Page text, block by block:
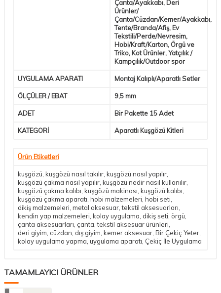
Çanta/Ayakkabı, Deri
Ürünler/
Çanta/Cüzdan/Kemer/Ayakkabı,
Tente/Branda/Afiş, Ev
Tekstili/Perde/Nevresim,
Hobi/Kraft/Karton, Örgü ve
Triko, Kot Ürünler, Yatçılık /
Kampçılık/Outdoor spor
UYGULAMA APARATI Montaj Kalıplı/Aparatlı Setler
ÖLÇÜLER / EBAT 9,5 mm
ADET Bir Pakette 15 Adet
KATEGORİ Aparatlı Kuşgözü Kitleri
Ürün Etiketleri
kuşgözü kuşgözü nasıl takılır kuşgözü nasıl yapılır
kuşgözü çakma nasıl yapılır kuşgözü nedir nasıl kullanılır
kuşgözü çakma kalıbı kuşgözü makinası kuşgözü kalıbı
kuşgözü çakma aparatı hobi malzemeleri hobi seti
dikiş malzemeleri metal aksesuar ,tekstil aksesuarları
kendin yap malzemeleri kolay uygulama dikiş seti örgü
çanta aksesuarları çanta ,tekstil aksesuar ürünleri
deri giyim cüzdan dış giyim kemer aksesuar Bir Çekiç Yeter
kolay uygulama yapma uygulama aparatı Çekiç İle Uygulama
TAMAMLAYICI ÜRÜNLER